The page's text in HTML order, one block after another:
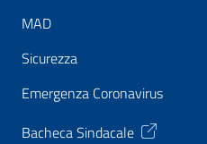
MAD
Sicurezza
Emergenza Coronavirus
Bacheca Sindacale